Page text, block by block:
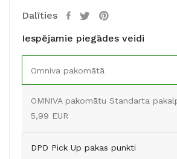
Dalīties
Iespējamie piegādes veidi
Omniva pakomātā
OMNIVA pakomātu Standarta
5,99 EUR
DPD Pick Up pakas punkti